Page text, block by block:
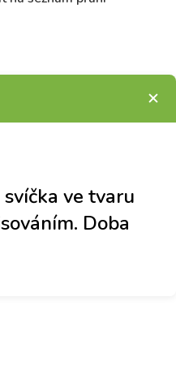
ve tvaru
Doba